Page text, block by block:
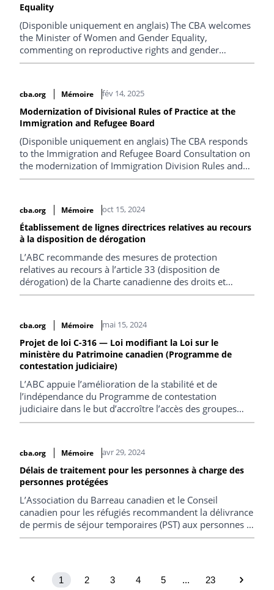
Equality
(Disponible uniquement en anglais) The CBA welcomes
the Minister of Women and Gender Equality,
commenting on reproductive rights and gender
inclusion.
cba.org Mémoire fév 14, 2025
Modernization of Divisional Rules of Practice at the
Immigration and Refugee Board
(Disponible uniquement en anglais) The CBA responds
to the Immigration and Refugee Board Consultation on
the modernization of Immigration Division Rules and
Immigration Appeal Division Rules.
cba.org Mémoire oct 15, 2024
Établissement de lignes directrices relatives au recours
à la disposition de dérogation
L’ABC recommande des mesures de protection
relatives au recours à l’article 33 (disposition de
dérogation) de la Charte canadienne des droits et
libertés.
cba.org Mémoire mai 15, 2024
Projet de loi C-316 — Loi modifiant la Loi sur le
ministère du Patrimoine canadien (Programme de
contestation judiciaire)
L’ABC appuie l’amélioration de la stabilité et de
l’indépendance du Programme de contestation
judiciaire dans le but d’accroître l’accès des groupes
marginalisés à la justice et de promouvoir les droits
cba.org Mémoire avr 29, 2024
Délais de traitement pour les personnes à charge des
personnes protégées
L’Association du Barreau canadien et le Conseil
canadien pour les réfugiés recommandent la délivrance
de permis de séjour temporaires (PST) aux personnes à
charge des personnes protégées pour éviter des
1 2 3 4 5 ... 23